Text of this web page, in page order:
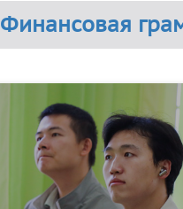
Финансовая